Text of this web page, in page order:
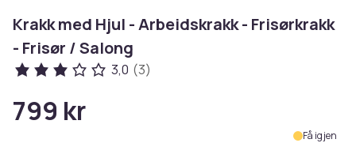
Krakk med Hjul - Arbeidskrakk - Frisørkrakk
- Frisør / Salong
3,0 (3)
799 kr
Få igjen